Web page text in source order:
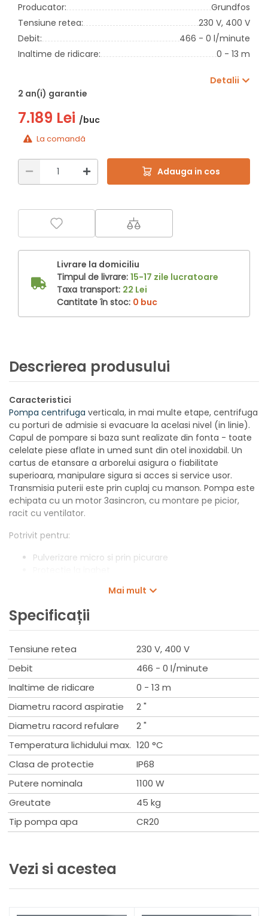
Producator:
Grundfos
Tensiune retea:
230 V, 400 V
Debit:
466 - 0 l/minute
Inaltime de ridicare:
0 - 13 m
Detalii
2 an(i) garantie
7.189 Lei /buc
La comandă
Adauga in cos
Livrare la domiciliu
Timpul de livrare: 15-17 zile lucratoare
Taxa transport: 22 Lei
Cantitate în stoc: 0 buc
Descrierea produsului
Caracteristici
Pompa centrifuga verticala, in mai multe etape, centrifuga
cu porturi de admisie si evacuare la acelasi nivel (in linie).
Capul de pompare si baza sunt realizate din fonta - toate
celelate piese aflate in umed sunt din otel inoxidabil. Un
cartus de etansare a arborelui asigura o fiabilitate
superioara, manipulare sigura si acces si service usor.
Transmisia puterii este prin cuplaj cu manson. Pompa este
echipata cu un motor 3asincron, cu montare pe picior,
racit cu ventilator.
Potrivit pentru:
Pulverizare micro si prin picurare
Aer conditionat- Cladiri comerciale
Protectie la incendiu cladiri comerciale
Incalzire - cladiri comerciale
Cresterea presiunii apei in cladiri comerciale
Racire centralizata
Termoficare
Irigare
Racire
Desalinizare
Incalzire industriala
Prelucrare
Transferul lichidelor de proces.
Tratarea apei industriale
Spalare si curatare
Alimentare cu apa industrila
Apa uzata industriala
Solutii solare de apa
Aspiratie apa de suprafata
Municipal solar solutions
Date tehnice
Mai mult
Specificații
Tensiune retea
230 V, 400 V
Debit
466 - 0 l/minute
Inaltime de ridicare
0 - 13 m
Diametru racord aspiratie
2 "
Diametru racord refulare
2 "
Temperatura lichidului max. 120 °C
Clasa de protectie
IP68
Putere nominala
1100 W
Greutate
45 kg
Tip pompa apa
CR20
Vezi si acestea